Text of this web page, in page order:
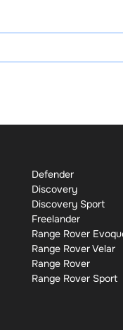
Defender
Discovery
Discovery Sport
Freelander
Range Rover
Range Rover Velar
Range Rover
Range Rover Sport